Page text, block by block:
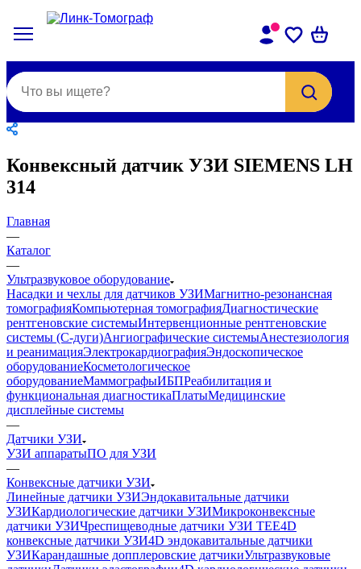
Конвексный датчик УЗИ SIEMENS LH
314
Главная
—
Каталог
—
Ультразвуковое оборудование
Насадки и чехлы для датчиков УЗИМагнитно-резонансная
томографияКомпьютерная томографияДиагностические
рентгеновские системыИнтервенционные рентгеновские
системы (С-дуги)Ангиографические системыАнестезиология
и реанимацияЭлектрокардиографияЭндоскопическое
оборудованиеКосметологическое
оборудованиеМаммографыИБПРеабилитация и
функциональная диагностикаПлатыМедицинские
дисплейные системы
—
Датчики УЗИ
УЗИ аппаратыПО для УЗИ
—
Конвексные датчики УЗИ
Линейные датчики УЗИЭндокавитальные датчики
УЗИКардиологические датчики УЗИМикроконвексные
датчики УЗИЧреспищеводные датчики УЗИ TEE4D
конвексные датчики УЗИ4D эндокавитальные датчики
УЗИКарандашные допплеровские датчикиУльтразвуковые